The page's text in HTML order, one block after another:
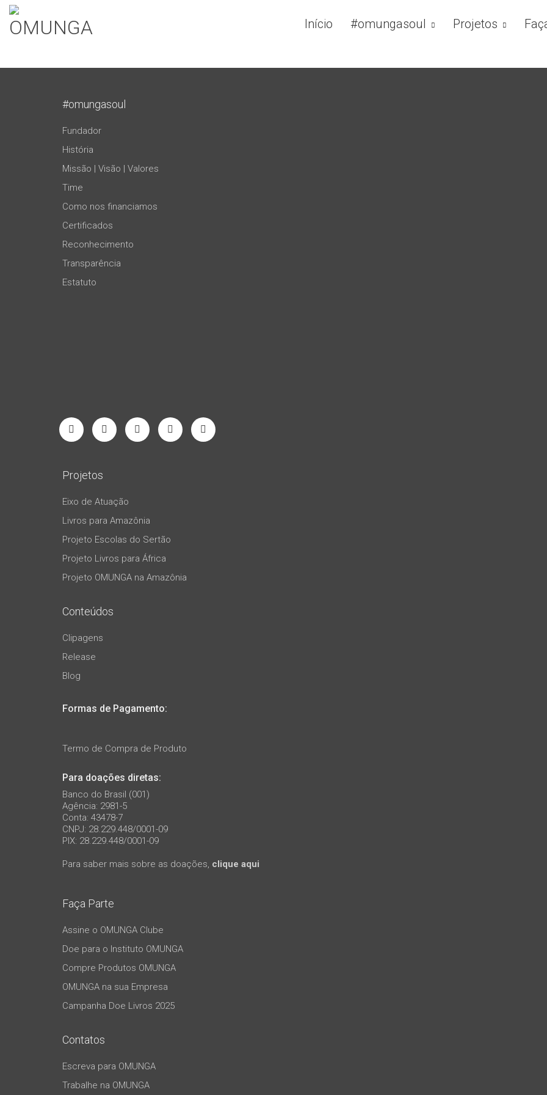
Início #omungasoul Projetos
#omungasoul
Fundador
História
Missão | Visão | Valores
Time
Como nos financiamos
Certificados
Reconhecimento
Transparência
Estatuto
Projetos
Eixo de Atuação
Livros para Amazônia
Projeto Escolas do Sertão
Projeto Livros para África
Projeto OMUNGA na Amazônia
Conteúdos
Clipagens
Release
Blog
Formas de Pagamento:
Termo de Compra de Produto
Para doações diretas:
Banco do Brasil (001)
Agência: 2981-5
Conta: 43478-7
CNPJ: 28.229.448/0001-09
PIX: 28.229.448/0001-09
Para saber mais sobre as doações, clique aqui
Faça Parte
Assine o OMUNGA Clube
Doe para o Instituto OMUNGA
Compre Produtos OMUNGA
OMUNGA na sua Empresa
Campanha Doe Livros 2025
Contatos
Escreva para OMUNGA
Trabalhe na OMUNGA